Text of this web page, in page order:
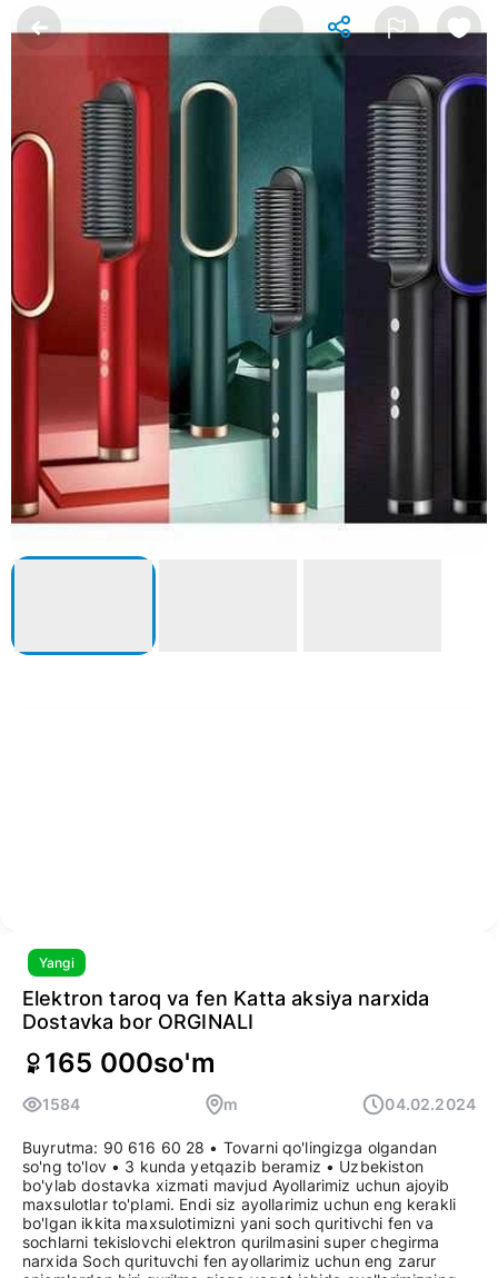
Yangi
Elektron taroq va fen Katta aksiya narxida
Dostavka bor ORGINALI
165 000so'm
1584 m 04.02.2024
Buyrutma: 90 616 60 28 • Tovarni qo'lingizga olgandan
so'ng to'lov • 3 kunda yetqazib beramiz • Uzbekiston
bo'ylab dostavka xizmati mavjud Ayollarimiz uchun ajoyib
maxsulotlar to'plami. Endi siz ayollarimiz uchun eng kerakli
bo'lgan ikkita maxsulotimizni yani soch quritivchi fen va
sochlarni tekislovchi elektron qurilmasini super chegirma
narxida Soch qurituvchi fen ayollarimiz uchun eng zarur